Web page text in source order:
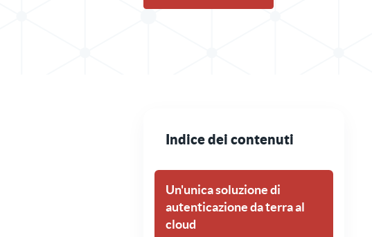
Indice dei contenuti
Un'unica soluzione di
autenticazione da terra al
cloud